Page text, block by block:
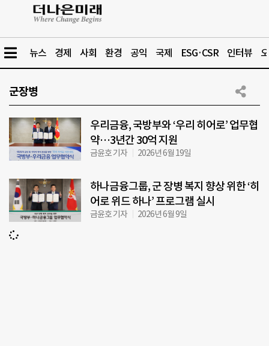
뉴스 경제 사회 환경 공익 국제 ESG·CSR 인터뷰
군장병
우리금융, 국방부와 ‘우리 히어로’ 업무협
약…3년간 30억 지원
금윤호 기자 2026년 6월 19일
하나금융그룹, 군 장병 복지 향상 위한 ‘히
어로 위드 하나’ 프로그램 실시
금윤호 기자 2026년 6월 9일